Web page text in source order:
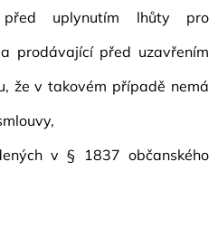
před uplynutím lhůty pro
prodávající před uzavřením
že v takovém případě nemá
v § 1837 občanského